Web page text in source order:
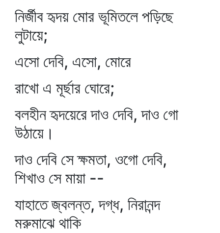
নির্জীব হৃদয় মোর ভূমিতলে পড়িছে
লুটায়ে;
এসো দেবি, এসো, মোরে
রাখো এ মূর্ছার ঘোরে;
বলহীন হৃদয়েরে দাও দেবি, দাও গো
উঠায়ে।
দাও দেবি সে ক্ষমতা, ওগো দেবি,
শিখাও সে মায়া --
যাহাতে জ্বলন্ত, দগ্ধ, নিরানন্দ
মরুমাঝে থাকি